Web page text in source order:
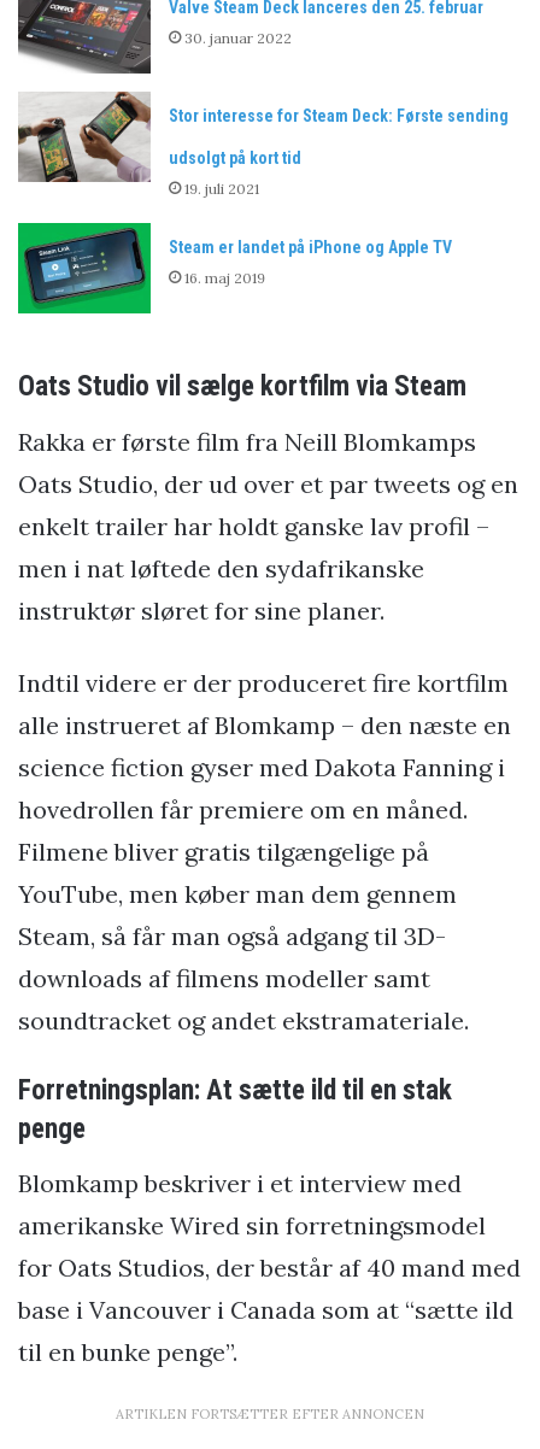
Valve Steam Deck lanceres den 25. februar
30. januar 2022
Stor interesse for Steam Deck: Første sending
udsolgt på kort tid
19. juli 2021
Steam er landet på iPhone og Apple TV
16. maj 2019
Oats Studio vil sælge kortfilm via Steam
Rakka er første film fra Neill Blomkamps
Oats Studio, der ud over et par tweets og en
enkelt trailer har holdt ganske lav profil –
men i nat løftede den sydafrikanske
instruktør sløret for sine planer.
Indtil videre er der produceret fire kortfilm
alle instrueret af Blomkamp – den næste en
science fiction gyser med Dakota Fanning i
hovedrollen får premiere om en måned.
Filmene bliver gratis tilgængelige på
YouTube, men køber man dem gennem
Steam, så får man også adgang til 3D-
downloads af filmens modeller samt
soundtracket og andet ekstramateriale.
Forretningsplan: At sætte ild til en stak
penge
Blomkamp beskriver i et interview med
amerikanske Wired sin forretningsmodel
for Oats Studios, der består af 40 mand med
base i Vancouver i Canada som at “sætte ild
til en bunke penge”.
ARTIKLEN FORTSÆTTER EFTER ANNONCEN